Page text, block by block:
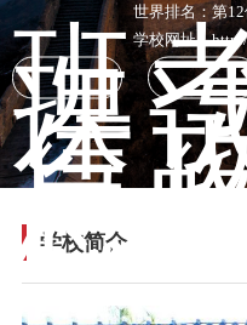
世界排名： 第
学校网址：
班
课
信
息
学校简介